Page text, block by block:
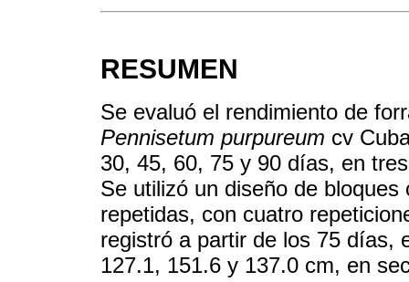
RESUMEN
Se evaluó el rendimiento de
Pennisetum purpureum cv
30, 45, 60, 75 y 90 días, en
Se utilizó un diseño de
repetidas, con cuatro
registró a partir de los 75 días,
127.1, 151.6 y 137.0 cm, en